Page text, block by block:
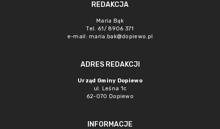
REDAKCJA
Maria Bąk
Tel. 61/ 8906 371
e-mail: maria.bak@dopiewo.pl
ADRES REDAKCJI
Urząd Gminy Dopiewo
ul. Leśna 1c
62-070 Dopiewo
INFORMACJE